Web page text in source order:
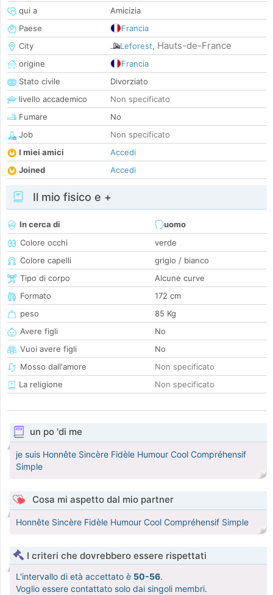
qui a
Amicizia
Paese
Francia
City
Leforest, Hauts-de-France
origine
Francia
Stato civile
Divorziato
livello accademico
Non specificato
Fumare
No
Job
Non specificato
I miei amici
Accedi
Joined
Accedi
Il mio fisico e +
In cerca di
uomo
Colore occhi
verde
Colore capelli
grigio / bianco
Tipo di corpo
Alcune curve
Formato
172 cm
peso
85 Kg
Avere figli
No
Vuoi avere figli
No
Mosso dall'amore
Non specificato
La religione
Non specificato
un po 'di me
je suis Honnête Sincère Fidèle Humour Cool Compréhensif
Simple
Cosa mi aspetto dal mio partner
Honnête Sincère Fidèle Humour Cool Compréhensif Simple
I criteri che dovrebbero essere rispettati
L'intervallo di età accettato è 50-56.
Voglio essere contattato solo dai singoli membri.